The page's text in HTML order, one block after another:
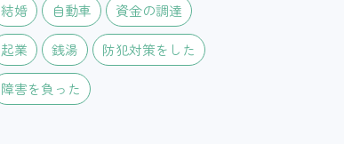
結婚 自動車 資金の調達
起業 銭湯 防犯対策をした
障害を負った